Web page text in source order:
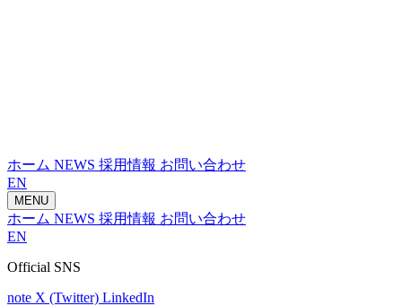
ホーム NEWS 採用情報 お問い合わせ
EN
MENU
ホーム NEWS 採用情報 お問い合わせ
EN
Official SNS
note X (Twitter) LinkedIn